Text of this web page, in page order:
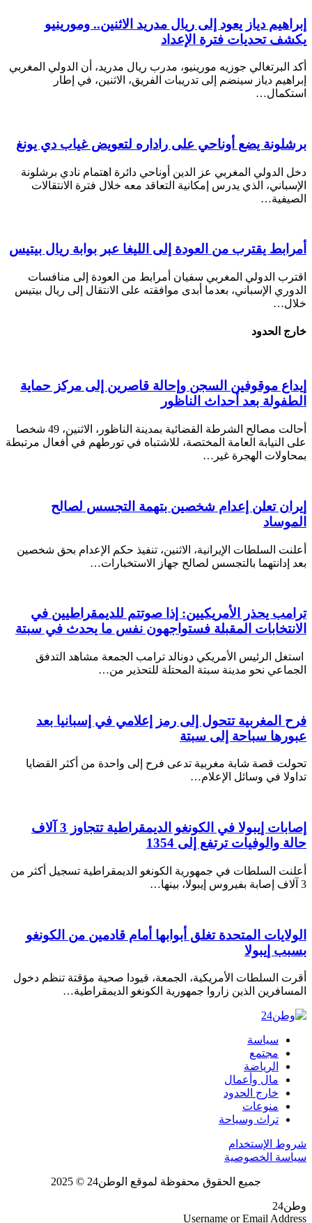
إبراهيم دياز يعود إلى ريال مدريد الاثنين.. ومورينيو
يكشف تحديات فترة الإعداد
أكد البرتغالي جوزيه مورينيو، مدرب ريال مدريد، أن الدولي المغربي
إبراهيم دياز سينضم إلى تدريبات الفريق، الاثنين، في إطار
استكمال…
برشلونة يضع أوناحي على راداره لتعويض غياب دي يونغ
دخل الدولي المغربي عز الدين أوناحي دائرة اهتمام نادي برشلونة
الإسباني، الذي يدرس إمكانية التعاقد معه خلال فترة الانتقالات
الصيفية…
أمرابط يقترب من العودة إلى الليغا عبر بوابة ريال بيتيس
اقترب الدولي المغربي سفيان أمرابط من العودة إلى منافسات
الدوري الإسباني، بعدما أبدى موافقته على الانتقال إلى ريال بيتيس
خلال…
خارج الحدود
إيداع موقوفين السجن وإحالة قاصرين إلى مركز حماية
الطفولة بعد أحداث الناظور
أحالت مصالح الشرطة القضائية بمدينة الناظور، الاثنين، 49 شخصا
على النيابة العامة المختصة، للاشتباه في تورطهم في أفعال مرتبطة
بمحاولات الهجرة غير…
إيران تعلن إعدام شخصين بتهمة التجسس لصالح
الموساد
أعلنت السلطات الإيرانية، الاثنين، تنفيذ حكم الإعدام بحق شخصين
بعد إدانتهما بالتجسس لصالح جهاز الاستخبارات…
ترامب يحذر الأمريكيين: إذا صوتتم للديمقراطيين في
الانتخابات المقبلة فستواجهون نفس ما يحدث في سبتة
استغل الرئيس الأمريكي دونالد ترامب الجمعة مشاهد التدفق
الجماعي نحو مدينة سبتة المحتلة للتحذير من…
فرح المغربية تتحول إلى رمز إعلامي في إسبانيا بعد
عبورها سباحة إلى سبتة
تحولت قصة شابة مغربية تدعى فرح إلى واحدة من أكثر القضايا
تداولا في وسائل الإعلام…
إصابات إيبولا في الكونغو الديمقراطية تتجاوز 3 آلاف
حالة والوفيات ترتفع إلى 1354
أعلنت السلطات في جمهورية الكونغو الديمقراطية تسجيل أكثر من
3 آلاف إصابة بفيروس إيبولا، بينها…
الولايات المتحدة تغلق أبوابها أمام قادمين من الكونغو
بسبب إيبولا
أقرت السلطات الأمريكية، الجمعة، قيودا صحية مؤقتة تنظم دخول
المسافرين الذين زاروا جمهورية الكونغو الديمقراطية…
سياسة
مجتمع
الرياضة
مال وأعمال
خارج الحدود
منوعات
تراث وسياحة
شروط الإستخدام
سياسة الخصوصية
جميع الحقوق محفوظة لموقع الوطن24 © 2025
وطن24
Username or Email Address